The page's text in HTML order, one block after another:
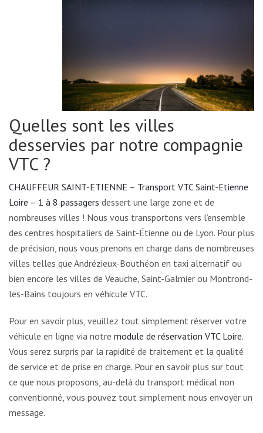
Quelles sont les villes
desservies par notre compagnie
VTC ?
CHAUFFEUR SAINT-ETIENNE – Transport VTC Saint-Etienne
Loire – 1 à 8 passagers dessert une large zone et de
nombreuses villes ! Nous vous transportons vers l’ensemble
des centres hospitaliers de Saint-Étienne ou de Lyon. Pour plus
de précision, nous vous prenons en charge dans de nombreuses
villes telles que Andrézieux-Bouthéon en taxi alternatif ou
bien encore les villes de Veauche, Saint-Galmier ou Montrond-
les-Bains toujours en véhicule VTC.
Pour en savoir plus, veuillez tout simplement réserver votre
véhicule en ligne via notre module de réservation VTC Loire.
Vous serez surpris par la rapidité de traitement et la qualité
de service et de prise en charge. Pour en savoir plus sur tout
ce que nous proposons, au-delà du transport médical non
conventionné, vous pouvez tout simplement nous envoyer un
message.